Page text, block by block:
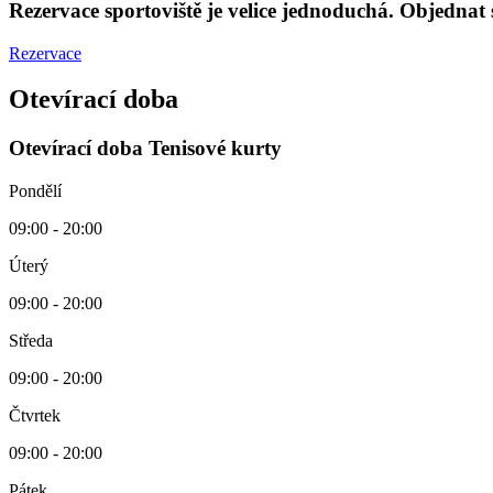
Elegantní sport
Milovníkům bílého sportu nabízíme 4 tenisové kurty s umělým
která výrazně zvyšuje pružnost tohoto povrchu. Povrch snižuje
však velmi univerzální, určen pro všechny míčové sporty –
Neváhejte a objednejte si kurt už nyní na tel. čísle : 702 151 285
Vstup je povolen pouze ve vhodné sportovní obuvi – sálová a
Rezervace sportoviště je velice jednoduchá.
Rezervace
Otevírací doba
Otevírací doba Tenisové kurty
Pondělí
09:00 - 20:00
Úterý
09:00 - 20:00
Středa
09:00 - 20:00
Čtvrtek
09:00 - 20:00